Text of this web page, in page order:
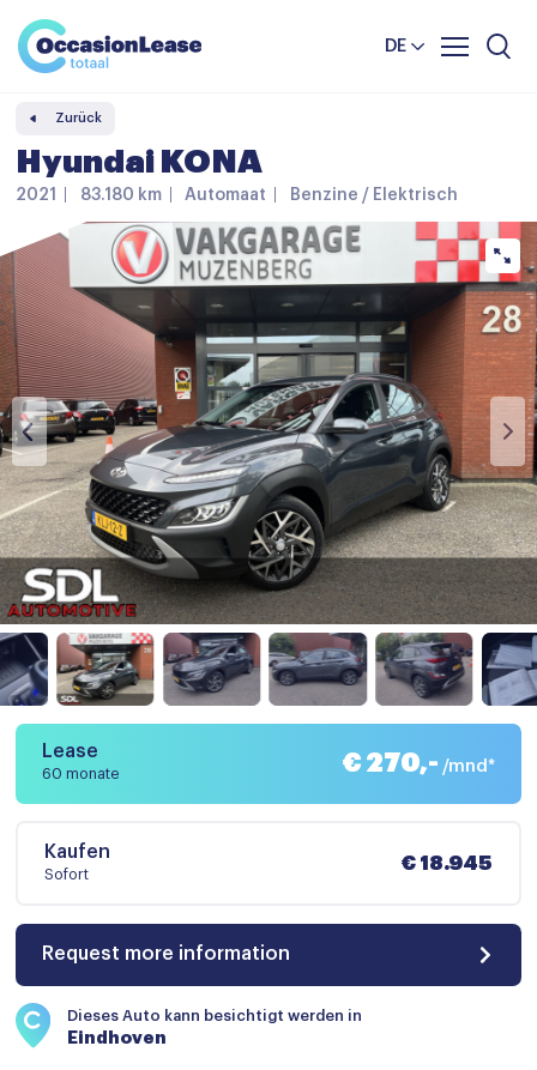
DE
Unternehmer
Nachrichten und tipps
Häufig gestellte Fragen
Komparator
Zurück
Hyundai KONA
2021 83.180 km Automaat Benzine / Elektrisch
Lease
60 monate € 270,- /mnd*
Kaufen
Sofort
€ 18.945
Request more information
Dieses Auto kann besichtigt werden in
Eindhoven